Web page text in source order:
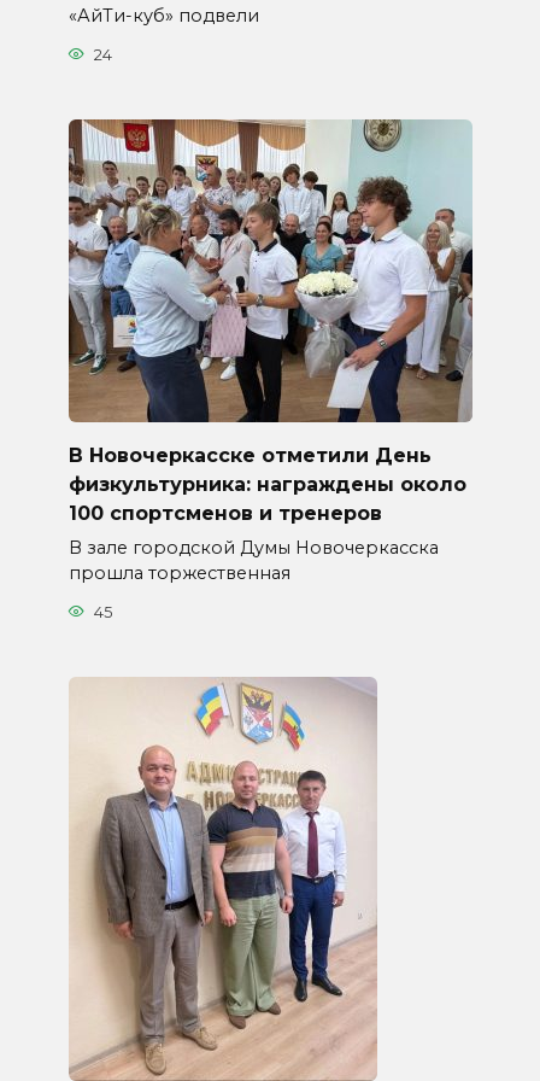
«АйТи-куб» подвели
24
В Новочеркасске отметили День
физкультурника: награждены около
100 спортсменов и тренеров
В зале городской Думы Новочеркасска
прошла торжественная
45